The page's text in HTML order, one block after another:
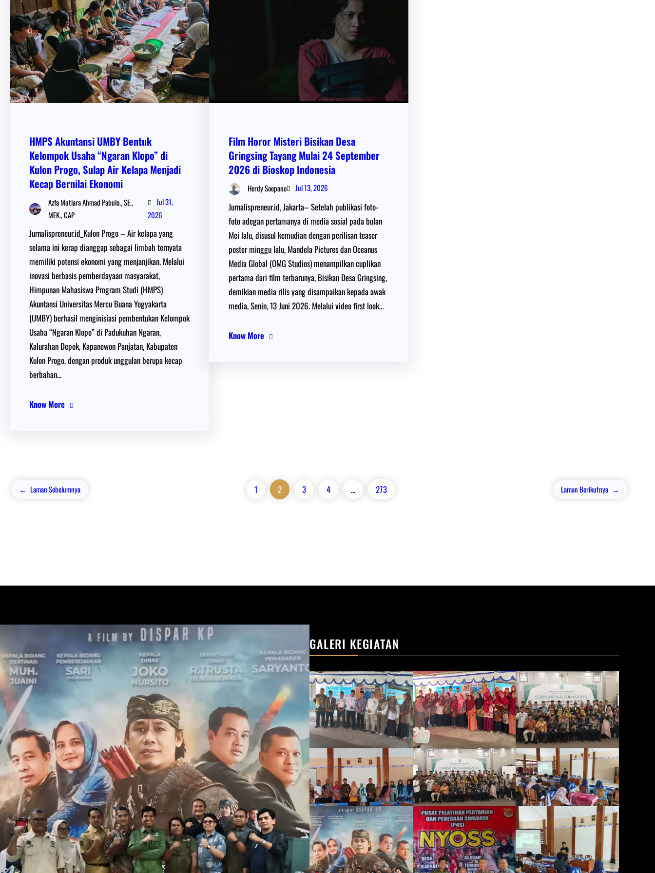
HMPS Akuntansi UMBY Bentuk
Kelompok Usaha “Ngaran Klopo” di
Kulon Progo, Sulap Air Kelapa Menjadi
Kecap Bernilai Ekonomi
Azfa Mutiara Ahmad Pabulo., SE.,
MEK., CAP
Jul 31,
2026
Jurnalispreneur.id_Kulon Progo – Air kelapa yang
selama ini kerap dianggap sebagai limbah ternyata
memiliki potensi ekonomi yang menjanjikan. Melalui
inovasi berbasis pemberdayaan masyarakat,
Himpunan Mahasiswa Program Studi (HMPS)
Akuntansi Universitas Mercu Buana Yogyakarta
(UMBY) berhasil menginisiasi pembentukan Kelompok
Usaha “Ngaran Klopo” di Padukuhan Ngaran,
Kalurahan Depok, Kapanewon Panjatan, Kabupaten
Kulon Progo, dengan produk unggulan berupa kecap
berbahan…
Know More
Film Horor Misteri Bisikan Desa
Gringsing Tayang Mulai 24 September
2026 di Bioskop Indonesia
Herdy Soepono Jul 13, 2026
Jurnalispreneur.id, Jakarta– Setelah publikasi foto-
foto adegan pertamanya di media sosial pada bulan
Mei lalu, disusul kemudian dengan perilisan teaser
poster minggu lalu, Mandela Pictures dan Oceanus
Media Global (OMG Studios) menampilkan cuplikan
pertama dari film terbarunya, Bisikan Desa Gringsing,
demikian media rilis yang disampaikan kepada awak
media, Senin, 13 Juni 2026. Melalui video first look…
Know More
← Laman Sebelumnya 1 2 3 4 … 273 Laman Berikutnya →
GALERI KEGIATAN